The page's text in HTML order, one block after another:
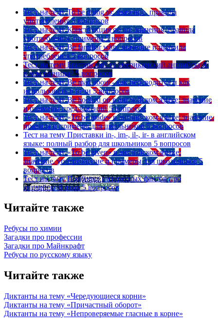
Тест на тему To be going to: значение, правила
употребления 5 вопросов
Тест на тему Конструкция go on: значения, правила
употребления, примеры 5 вопросов
Тест на тему Be familiar with: значение и правила
употребления 5 вопросов
Тест на тему Британский vs американский английский:
в чем разница? 5 вопросов
Тест на тему Be mad about - как переводится и как
использовать в речи 5 вопросов
Тест на тему Be hooked on в английском языке: значение
и примеры предложений 5 вопросов
Тест на тему «To be made» в английском языке: значение,
правила и примеры для школьников 5 вопросов
Тест на тему Приставки in-, im-, il-, ir- в английском
языке: полный разбор для школьников 5 вопросов
Тест на тему «To be given» в английском языке:
значение, употребление и примеры для школьников 5
вопросов
Тест на тему Подборка интересных фактов про
английский язык 5 вопросов
Читайте также
Ребусы по химии
Загадки про профессии
Загадки про Майнкрафт
Ребусы по русскому языку
Читайте также
Диктанты на тему «Чередующиеся корни»
Диктанты на тему «Причастный оборот»
Диктанты на тему «Непроверяемые гласные в корне»